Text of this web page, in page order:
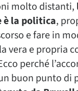
molto distanti,
è la politica,
e fare in
vera e propria
perché
buon punto di